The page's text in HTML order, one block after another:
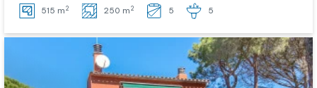
515 m 2 250 m 2 5 5